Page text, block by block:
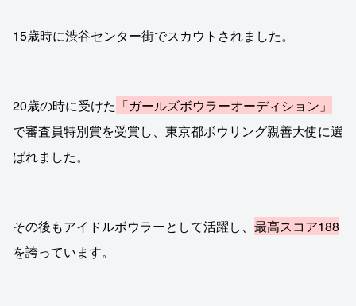
15歳時に渋谷センター街でスカウトされました。
20歳の時に受けた 「ガールズボウラーオーディション」
で審査員特別賞を受賞し、東京都ボウリング親善大使に選
ばれました。
その後もアイドルボウラーとして活躍し、 最高スコア188
を誇っています。